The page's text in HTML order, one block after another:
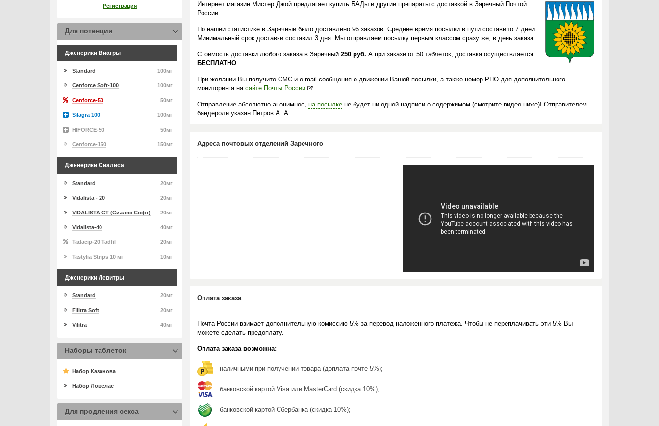
Интернет магазин Мистер Джой предлагает купить БАДы и другие препараты с доставкой в Заречный Почтой
России.
По нашей статистике в Заречный было доставлено 96 заказов. Среднее время посылки в пути составило 7 дней.
Минимальный срок доставки составил 3 дня. Мы отправляем посылку первым классом сразу же, в день заказа.
Стоимость доставки любого заказа в Заречный 250 руб. А при заказе от 50 таблеток, доставка осуществляется
БЕСПЛАТНО.
При желании Вы получите СМС и e-mail-сообщения о движении Вашей посылки, а также номер РПО для дополнительного
мониторинга на сайте Почты России
Отправление абсолютно анонимное, на посылке не будет ни одной надписи о содержимом (смотрите видео ниже)! Отправителем
бандероли указан Петров А. А.
Адреса почтовых отделений Заречного
Оплата заказа
Почта России взимает дополнительную комиссию 5% за перевод наложенного платежа. Чтобы не переплачивать эти 5% Вы
можете сделать предоплату.
Оплата заказа возможна:
наличными при получении товара (доплата почте 5%);
банковской картой Visa или MasterCard (скидка 10%);
банковской картой Сбербанка (скидка 10%);
Регистрация
Для потенции
Дженерики Виагры
100мг
Standard
100мг
Cenforce Soft-100
50мг
Cenforce-50
100мг
Silagra 100
50мг
HIFORCE-50
150мг
Cenforce-150
Дженерики Сиалиса
20мг
Standard
20мг
Vidalista - 20
20мг
VIDALISTA CT (Сиалис Софт)
40мг
Vidalista-40
20мг
Tadacip-20 Tadfil
10мг
Tastylia Strips 10 мг
Дженерики Левитры
20мг
Standard
20мг
Filitra Soft
40мг
Vilitra
Наборы таблеток
Набор Казанова
Набор Ловелас
Для продления секса